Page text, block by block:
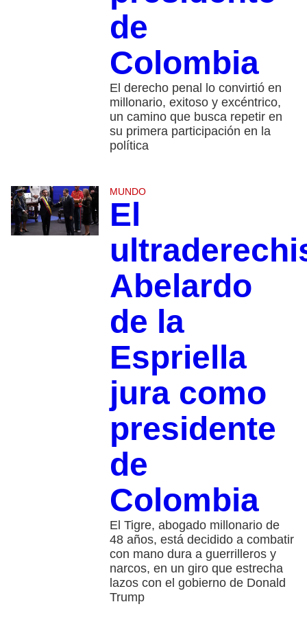
de
Colombia
El derecho penal lo convirtió en
millonario, exitoso y excéntrico,
un camino que busca repetir en
su primera participación en la
política
MUNDO
El
Abelardo
de la
Espriella
jura como
presidente
de
Colombia
El Tigre, abogado millonario de
48 años, está decidido a combatir
con mano dura a guerrilleros y
narcos, en un giro que estrecha
lazos con el gobierno de Donald
Trump